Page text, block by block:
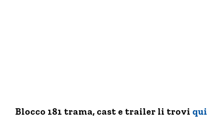
Blocco 181 trama, cast e trailer li trovi qui